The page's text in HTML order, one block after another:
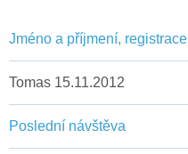
Jméno a příjmení, registrace
Tomas 15.11.2012
Poslední návštěva